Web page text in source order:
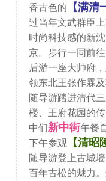
香古色的
【满清
过当年文武群臣
时尚科技感的新
京。步行一同前往
后游一座大帅府
领东北王张作霖
随导游踏进清代
楼、王府花园的
中们新中街午餐
下午参观【清昭
随导游登上古城
百年古松的魅力